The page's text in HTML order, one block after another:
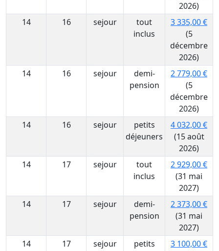
2026)
14
16 sejour
tout
inclus
3 335,00 €
(5
décembre
2026)
14
16 sejour
demi-
pension
2 779,00 €
(5
décembre
2026)
14
16 sejour
petits
déjeuners
4 032,00 €
(15 août
2026)
14
17 sejour
tout
inclus
2 929,00 €
(31 mai
2027)
14
17 sejour
demi-
pension
2 373,00 €
(31 mai
2027)
14
17 sejour
petits
3 100,00 €